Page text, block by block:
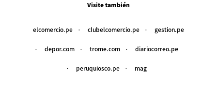
Visite también
elcomercio.pe clubelcomercio.pe gestion.pe
depor.com trome.com diariocorreo.pe
peruquiosco.pe mag